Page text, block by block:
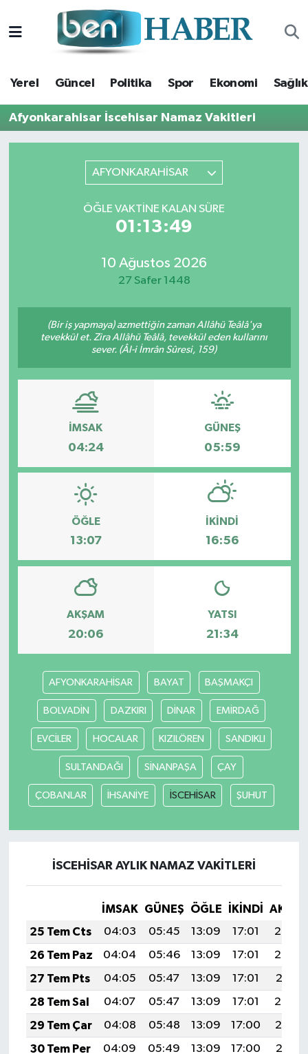
Yerel Güncel Politika Spor Ekonomi Sağlık
Afyonkarahisar İscehisar Namaz Vakitleri
AFYONKARAHİSAR
ÖĞLE VAKTINE KALAN SÜRE
01:13:48
10 Ağustos 2026
27 Safer 1448
(Bir iş yapmaya) azmettiğin zaman Allâhü Teâlâ'ya
tevekkül et. Zira Allâhü Teâlâ, tevekkül eden kullarını
sever. (Âl-i İmrân Sûresi, 159)
İMSAK
04:24
GÜNEŞ
05:59
ÖĞLE
13:07
İKINDI
16:56
AKŞAM
20:06
YATSI
21:34
AFYONKARAHİSAR BAYAT BAŞMAKÇI
BOLVADİN DAZKIRI DİNAR EMİRDAĞ
EVCİLER HOCALAR KIZILÖREN SANDIKLI
SULTANDAĞI SİNANPAŞA ÇAY
ÇOBANLAR İHSANİYE İSCEHİSAR ŞUHUT
İSCEHİSAR AYLIK NAMAZ VAKITLERI
İMSAK GÜNEŞ ÖĞLE İKINDI
25 Tem Cts
04:03 05:45 13:09 17:01
20:22
26 Tem Paz
04:04 05:46 13:09 17:01
20:22
27 Tem Pts
04:05 05:47 13:09 17:01
20:21
28 Tem Sal
04:07 05:47 13:09 17:01
20:20
29 Tem Çar
04:08 05:48 13:09 17:00
20:19
30 Tem Per
04:09 05:49 13:09 17:00
20:18
Yerel
Güncel
Politika
Resmi Reklam
Röportajlar
Hava Durumu
Trafik Durumu
Süper Lig Puan Durumu ve Fikstür